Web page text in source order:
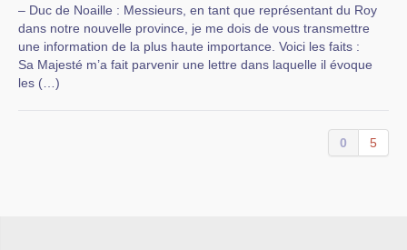
– Duc de Noaille : Messieurs, en tant que représentant du Roy
dans notre nouvelle province, je me dois de vous transmettre
une information de la plus haute importance. Voici les faits :
Sa Majesté m’a fait parvenir une lettre dans laquelle il évoque
les (…)
0 5